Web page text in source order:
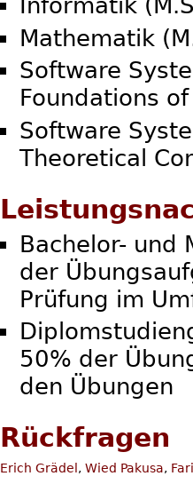
Mathematik
Software
Foundations
Software
Theoretical
Bachelor- und
der
Prüfung im
50% der
den Übungen
Rückfragen
Erich Grädel , Wied Pakusa,